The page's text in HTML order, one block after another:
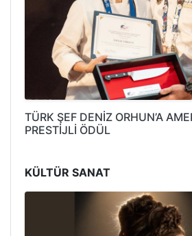
TÜRK ŞEF DENİZ ORHUN’A
PRESTİJLİ ÖDÜL
KÜLTÜR SANAT